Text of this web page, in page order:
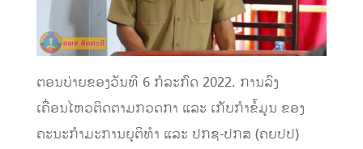
ຕອນບ່າຍຂອງວັນທີ 6 ກໍລະກົດ 2022. ການລົງ
ເຄື່ອນໄຫວຕິດຕາມກວດກາ ແລະ ເກັບກໍາຂໍ້ມູນ ຂອງ
ຄະນະກຳມະການຍຸຕິທໍາ ແລະ ປກຊ-ປກສ (ຄຍປປ)